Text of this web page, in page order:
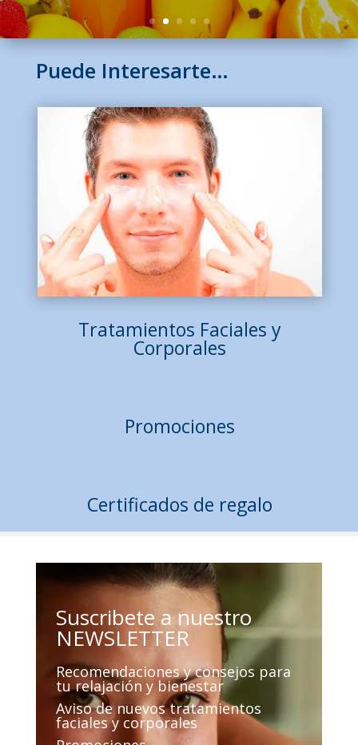
Puede Interesarte…
Tratamientos Faciales y
Corporales
Promociones
Certificados de regalo
Suscribete a nuestro
NEWSLETTER
Recomendaciones y consejos para
tu relajación y bienestar
Aviso de nuevos tratamientos
faciales y corporales